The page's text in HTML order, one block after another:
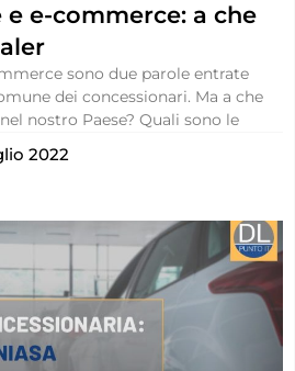
e-commerce: a che
sono due parole entrate
dei concessionari. Ma a che
nostro Paese? Quali sono le
2022